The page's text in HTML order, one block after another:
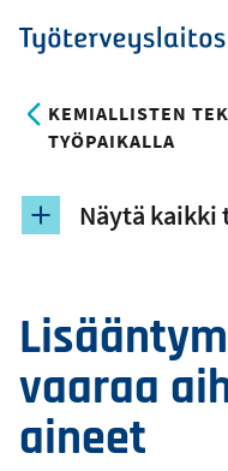
Hyppää
pääsisältöön
Työterveyslaitos
KEMIALLISTEN
TYÖPAIKALLA
vaaraa
aineet
Näytä kaikki